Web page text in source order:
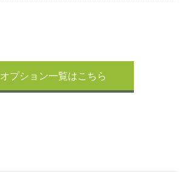
オプション一覧はこちら